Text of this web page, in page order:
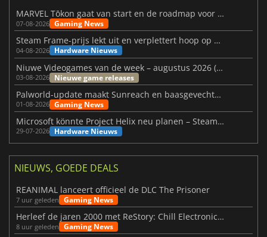
MARVEL Tōkon gaat van start en de roadmap voor jaar 1 is bekendgemaakt
07-08-2026 Gaming News
Steam Frame-prijs lekt uit en verplettert hoop op betaalbare VR
04-08-2026 Hardware Nieuws
Niuwe Videogames van de week – augustus 2026 (week 32)
03-08-2026 Nieuwe game releases
Palworld-update maakt Sunreach en baasgevechten stabieler
01-08-2026 Gaming News
Microsoft könnte Project Helix neu planen – Steam-Support wackelt
29-07-2026 Hardware Nieuws
NIEUWS, GOEDE DEALS
REANIMAL lanceert officieel de DLC The Prisoner
7 uur geleden Gaming News
Herleef de jaren 2000 met ReStory: Chill Electronics Repairs
8 uur geleden Gaming News